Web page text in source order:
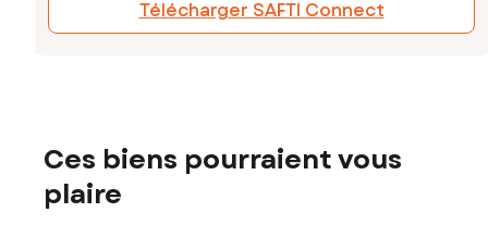
Télécharger SAFTI Connect
Ces biens pourraient vous
plaire